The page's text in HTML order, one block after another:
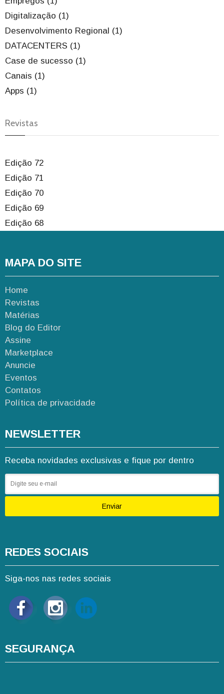
Digitalização (1)
Desenvolvimento Regional (1)
DATACENTERS (1)
Case de sucesso (1)
Canais (1)
Apps (1)
Revistas
Edição 72
Edição 71
Edição 70
Edição 69
Edição 68
MAPA DO SITE
Home
Revistas
Matérias
Blog do Editor
Assine
Marketplace
Anuncie
Eventos
Contatos
Política de privacidade
NEWSLETTER
Receba novidades exclusivas e fique por dentro
Enviar
REDES SOCIAIS
Siga-nos nas redes sociais
SEGURANÇA